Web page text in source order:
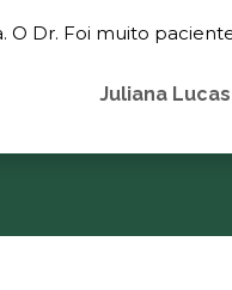
O Dr. Foi muito
Juliana